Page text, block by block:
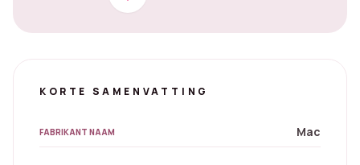
KORTE SAMENVATTING
FABRIKANT NAAM Mac